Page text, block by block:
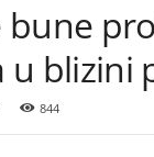
bune
u blizini
844